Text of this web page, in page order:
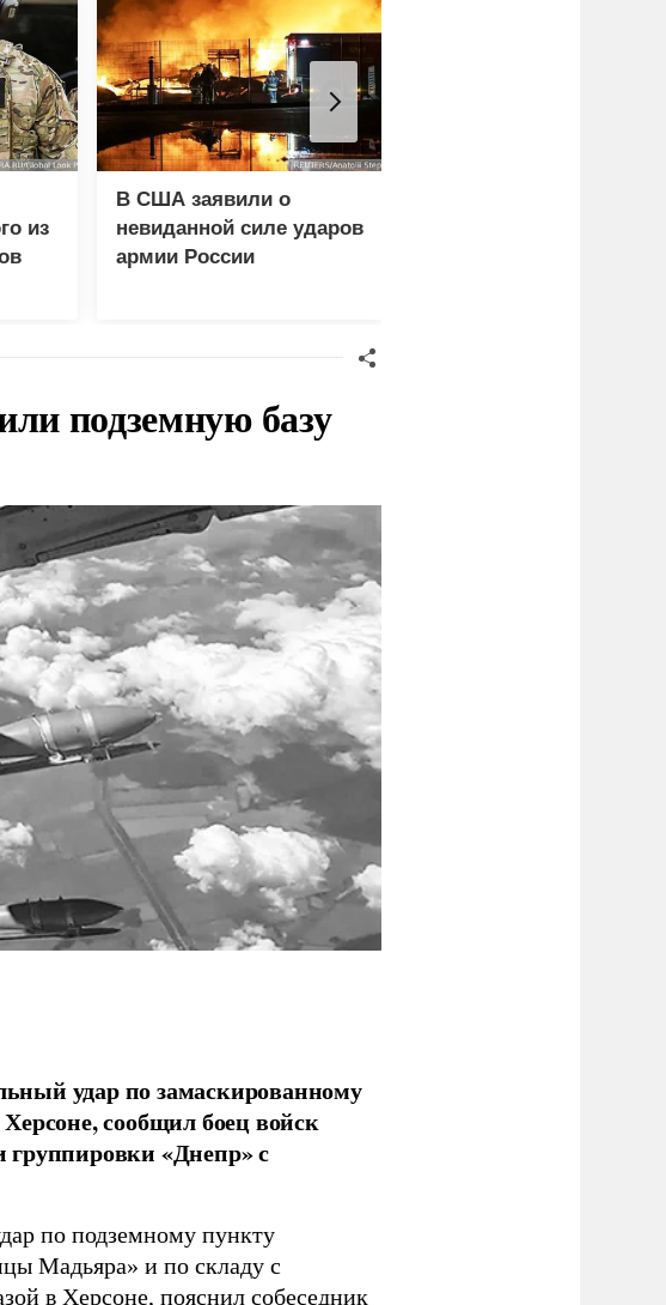
из
В США заявили о
невиданной силе ударов
армии России
подземную базу
удар по замаскированному
сообщил боец войск
группировки «Днепр» с
по подземному пункту
Мадьяра» и по складу с
в Херсоне, пояснил собеседник